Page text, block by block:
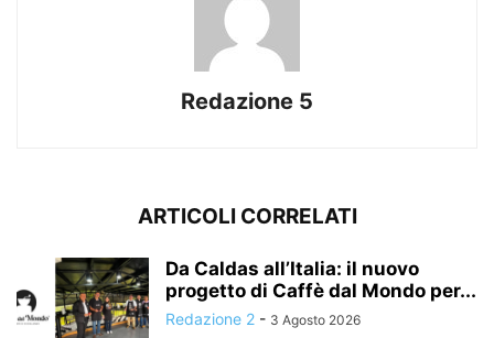
Redazione 5
ARTICOLI CORRELATI
Da Caldas all’Italia: il nuovo
progetto di Caffè dal Mondo per...
Redazione 2 - 3 Agosto 2026